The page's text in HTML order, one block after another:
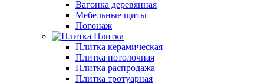
Вагонка деревянная
Мебельные щиты
Погонаж
Плитка
Плитка керамическая
Плитка потолочная
Плитка распродажа
Плитка тротуарная